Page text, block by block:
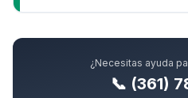
¿Necesitas ayuda
📞 (361)